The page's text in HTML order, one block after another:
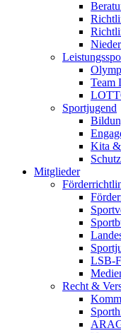
Team
Sportjugend
Kita
Mitglieder
LSB-
Recht &